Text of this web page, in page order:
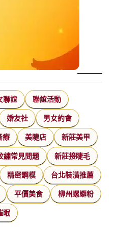
聯誼 聯誼活動
婚友社 男女約會
療 美睫店 新莊美甲
繡常見問題 新莊接睫毛
精密鋼模 台北裝潢推薦
平價美食 柳州螺螄粉
眠